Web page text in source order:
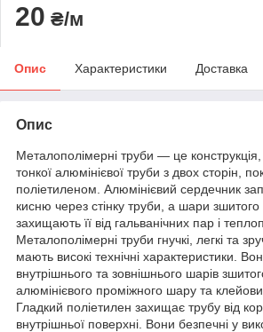
20 ₴/м
Опис Характеристики Доставка
Опис
Металополімерні труби — це
тонкої алюмінієвої труби з двох сторін,
поліетиленом. Алюмінієвий сердечник
кисню через стінку труби, а шари зшитого
захищають її від гальванічних пар і
Металополімерні труби гнучкі, легкі та
мають високі технічні характеристики.
внутрішнього та зовнішнього шарів
алюмінієвого проміжного шару та
Гладкий поліетилен захищає трубу від
внутрішньої поверхні. Вони безпечні у